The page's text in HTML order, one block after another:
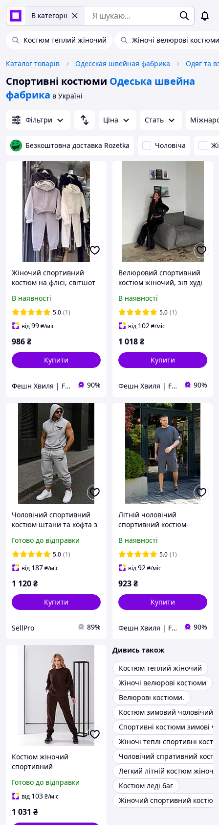
В категорії
Костюм теплий жіночий Жіночі велюрові костюми
Каталог товарів Одесская швейная фабрика Одяг та
Спортивні костюми Одеська швейна
фабрика в Україні
Фільтри Ціна Стать
Безкоштовна доставка Rozetka Чоловіча
Жіночий спортивний
костюм на флісі, світшот
В наявності
5.0 (1)
від99₴/міс
986₴
Купити
Фешн Хвиля | Fashion Wave 90%
Велюровий спортивний
костюм жіночий, зіп худі
В наявності
5.0 (1)
від 102₴/міс
1 018₴
Купити
Фешн Хвиля | Fashion Wave 90%
Чоловічий спортивний
костюм штани та кофта з
весна-літо
Готово до відправки
5.0 (1)
від 187₴/міс
1 120₴
Купити
SellPro 89%
Літній чоловічий
спортивний костюм-
В наявності
5.0 (1)
від92₴/міс
923₴
Купити
Фешн Хвиля | Fashion Wave 90%
Костюм жіночий
спортивний
штани-джогери з
кишенями темно-синій,
50/52, 54/56
Готово до відправки
від 103₴/міс
1 031 ₴
Дивись також
Костюм теплий жіночий
Жіночі велюрові костюми
Велюрові костюми.
Костюм зимовий чоловічий
Спортивні костюми зимові
Жіночі теплі спортивні
Чоловічий спративний
Легкий літній костюм
Костюм леді баг
Жіночий спортивний костюм